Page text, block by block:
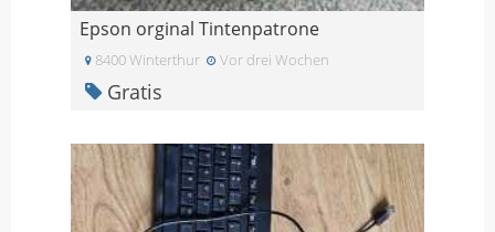
Epson orginal Tintenpatrone
8400 Winterthur Vor drei Wochen
Gratis